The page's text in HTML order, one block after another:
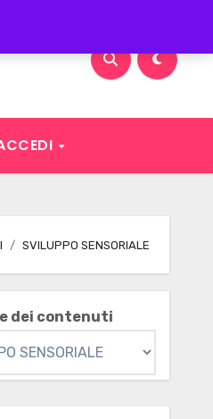
SVILUPPO SENSORIALE
dei contenuti